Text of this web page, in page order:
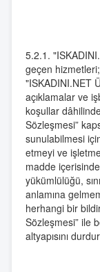
5.2.1.
geçen
"ISKADINI.NET
açıklamalar ve
koşullar
Sözleşmesi”
sunulabilmesi
etmeyi ve
madde
yükümlülüğü,
anlamına
herhangi bir
Sözleşmesi” ile
altyapısını